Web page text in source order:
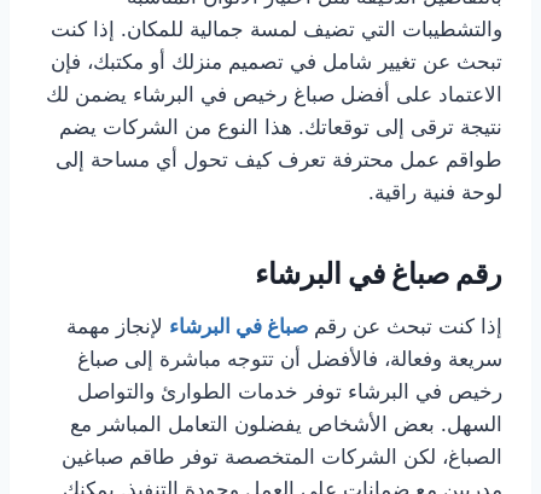
والتشطيبات التي تضيف لمسة جمالية للمكان. إذا كنت
تبحث عن تغيير شامل في تصميم منزلك أو مكتبك، فإن
الاعتماد على أفضل صباغ رخيص في البرشاء يضمن لك
نتيجة ترقى إلى توقعاتك. هذا النوع من الشركات يضم
طواقم عمل محترفة تعرف كيف تحول أي مساحة إلى
لوحة فنية راقية.
رقم صباغ في البرشاء
إذا كنت تبحث عن رقم صباغ في البرشاء لإنجاز مهمة
سريعة وفعالة، فالأفضل أن تتوجه مباشرة إلى صباغ
رخيص في البرشاء توفر خدمات الطوارئ والتواصل
السهل. بعض الأشخاص يفضلون التعامل المباشر مع
الصباغ، لكن الشركات المتخصصة توفر طاقم صباغين
مدربين مع ضمانات على العمل وجودة التنفيذ. يمكنك